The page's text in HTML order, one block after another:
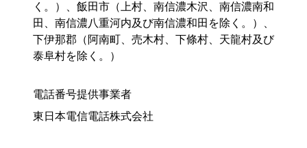
く。）、飯田市（上村、南信濃木沢、南信濃南和
田、南信濃八重河内及び南信濃和田を除く。）、
下伊那郡（阿南町、売木村、下條村、天龍村及び
泰阜村を除く。）
電話番号提供事業者
東日本電信電話株式会社